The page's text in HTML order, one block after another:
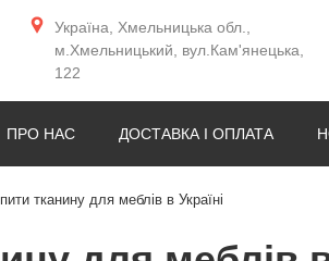
Україна, Хмельницька обл.,
м.Хмельницький, вул.Кам'янецька,
122
ПРО НАС ДОСТАВКА І ОПЛАТА
тканину для меблів в Україні